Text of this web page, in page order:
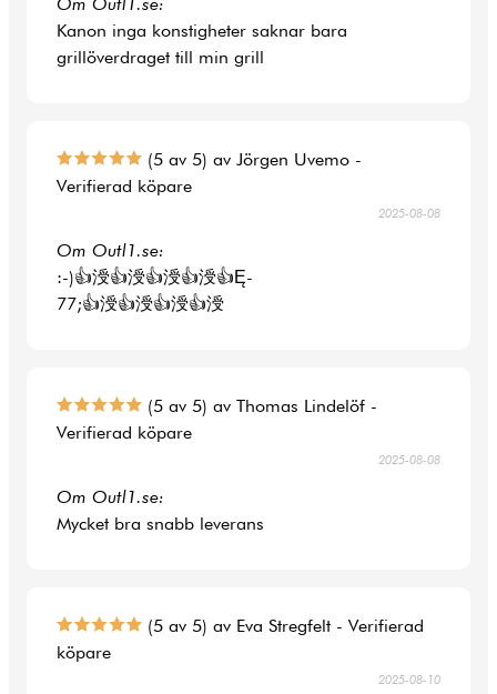
Kanon inga konstigheter saknar bara
grillöverdraget till min grill
(5 av 5) av Jörgen Uvemo -
Verifierad köpare
2025-08-08
Om Outl1.se:
:-)👍涭👍涭👍涭👍涭👍Ę-
77;👍涭👍涭👍涭👍涭
(5 av 5) av Thomas Lindelöf -
Verifierad köpare
2025-08-08
Om Outl1.se:
Mycket bra snabb leverans
(5 av 5) av Eva Stregfelt - Verifierad
köpare
2025-08-10